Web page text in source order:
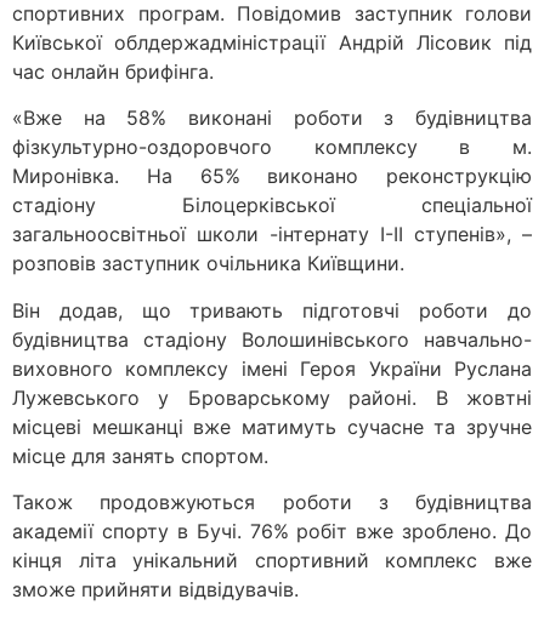
спортивних програм. Повідомив заступник голови
Київської облдержадміністрації Андрій Лісовик під
час онлайн брифінга.
«Вже на 58% виконані роботи з будівництва
фізкультурно-оздоровчого комплексу в м.
Миронівка. На 65% виконано реконструкцію
стадіону Білоцерківської спеціальної
загальноосвітньої школи -інтернату І-ІІ ступенів», –
розповів заступник очільника Київщини.
Він додав, що тривають підготовчі роботи до
будівництва стадіону Волошинівського навчально-
виховного комплексу імені Героя України Руслана
Лужевського у Броварському районі. В жовтні
місцеві мешканці вже матимуть сучасне та зручне
місце для занять спортом.
Також продовжуються роботи з будівництва
академії спорту в Бучі. 76% робіт вже зроблено. До
кінця літа унікальний спортивний комплекс вже
зможе прийняти відвідувачів.